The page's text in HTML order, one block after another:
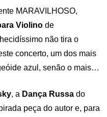
MARAVILHOSO,
Violino de
não tira o
concerto, um dos mais
azul, senão o mais…
, a Dança Russa do
peça do autor e, para